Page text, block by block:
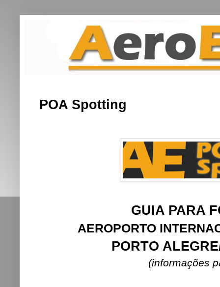
POA Spotting
GUIA PARA
AEROPORTO
PORTO
(informações